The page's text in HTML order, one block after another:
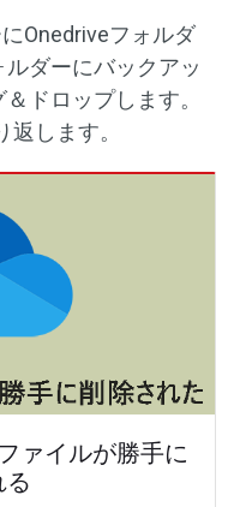
Onedriveフォルダ
ダーにバックアッ
ドロップします。
します。
ァイルが勝手に
る